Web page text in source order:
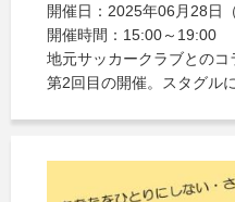
開催日：2025年06月28日（
開催時間：15:00～19:00
地元サッカークラブとの
第2回目の開催。スタグル